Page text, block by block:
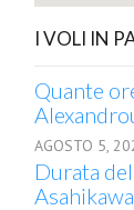
I VOLI IN
Quante
AGOSTO 5,
Durata